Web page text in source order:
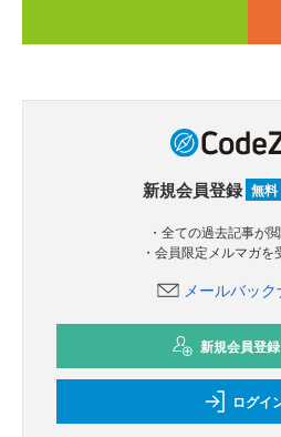
新規会員登録 無料
・全ての過去記事が
・会員限定メルマガ
メールバッ
新規会員登録
ログイ